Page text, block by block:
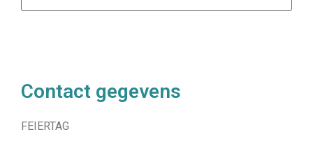
Contact gegevens
FEIERTAG